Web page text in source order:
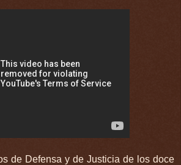
de Defensa y de Justicia de los doce